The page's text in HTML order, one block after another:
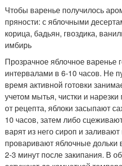
Чтобы варенье получилось
пряности: с яблочными
корица, бадьян, гвоздика,
имбирь
Прозрачное яблочное варенье
интервалами в 6-10 часов. Не
время активной готовки
учетом мытья, чистки и
от рецепта, яблоки засыпают
10 часов, затем либо
варят из него сироп и
проваривают яблочные дольки
2-3 минут после закипания. В